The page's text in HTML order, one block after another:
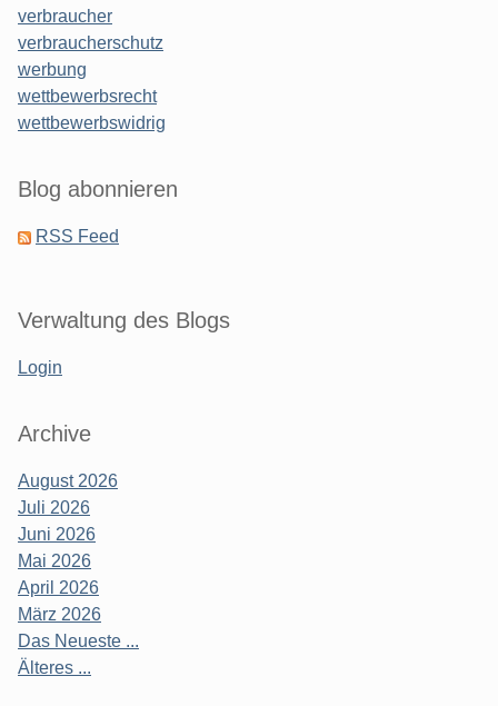
verbraucher
verbraucherschutz
werbung
wettbewerbsrecht
wettbewerbswidrig
Blog abonnieren
RSS Feed
Verwaltung des Blogs
Login
Archive
August 2026
Juli 2026
Juni 2026
Mai 2026
April 2026
März 2026
Das Neueste ...
Älteres ...